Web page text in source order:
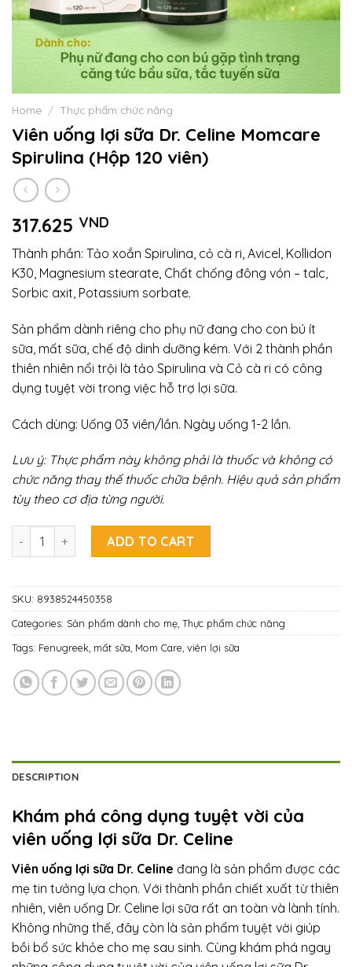
Home / Thực phẩm chức năng
Viên uống lợi sữa Dr. Celine Momcare
Spirulina (Hộp 120 viên)
317.625 VND
Thành phần: Tảo xoắn Spirulina, cỏ cà ri, Avicel, Kollidon
K30, Magnesium stearate, Chất chống đông vón – talc,
Sorbic axit, Potassium sorbate.
Sản phẩm dành riêng cho phụ nữ đang cho con bú ít
sữa, mất sữa, chế độ dinh dưỡng kém. Với 2 thành phần
thiên nhiên nổi trội là tảo Spirulina và Cỏ cà ri có công
dụng tuyệt vời trong việc hỗ trợ lợi sữa.
Cách dùng: Uống 03 viên/lần. Ngày uống 1-2 lần.
Lưu ý: Thực phẩm này không phải là thuốc và không có
chức năng thay thế thuốc chữa bệnh. Hiệu quả sản phẩm
tùy theo cơ địa từng người.
Viên uống lợi sữa Dr. Celine Momcare Spirulina (Hộp 120
ADD TO CART
SKU: 8938524450358
Categories: Sản phẩm dành cho mẹ Thực phẩm chức năng
Tags: Fenugreek mất sữa Mom Care viên lợi sữa
DESCRIPTION
Khám phá công dụng tuyệt vời của
viên uống lợi sữa Dr. Celine
Viên uống lợi sữa Dr. Celine đang là sản phẩm được các
mẹ tin tưởng lựa chọn. Với thành phần chiết xuất từ thiên
nhiên, viên uống Dr. Celine lợi sữa rất an toàn và lành tính.
Không những thế, đây còn là sản phẩm tuyệt vời giúp
bồi bổ sức khỏe cho mẹ sau sinh. Cùng khám phá ngay